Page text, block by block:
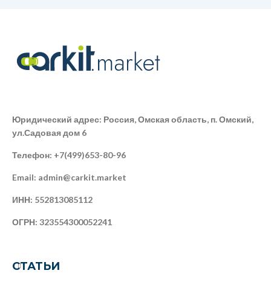
Юридический адрес: Россия, Омская область, п. Омский,
ул.Садовая дом 6
Телефон: +7(499)653-80-96
Email: admin@carkit.market
ИНН: 552813085112
ОГРН: 323554300052241
СТАТЬИ